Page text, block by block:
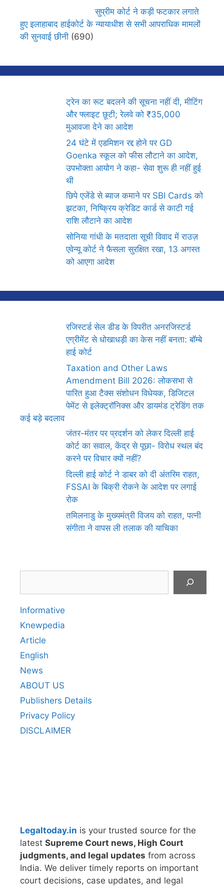
सुप्रीम कोर्ट ने कड़ी फटकार लगाते
हुए इलाहाबाद हाईकोर्ट के न्यायाधीश से सभी आपराधिक मामलों
की सुनवाई छीनी (690)
ट्रेन का रूट बदलने की सूचना नहीं दी, मीटिंग
और फ्लाइट छूटी; रेलवे को ₹35,000
मुआवजा देने का आदेश
24 घंटे में एडमिशन रद्द होने पर GD
Goenka स्कूल को फीस लौटाने का आदेश,
उपभोक्ता आयोग ने कहा- सेवा शुरू ही नहीं हुई
थी
छिपे एजेंडे से ब्याज कमाने पर SBI Cards को
झटका, निष्क्रिय क्रेडिट कार्ड से काटी गई
राशि लौटाने का आदेश
सोनिया गांधी के मतदाता सूची विवाद में राउज़
एवेन्यू कोर्ट ने फैसला सुरक्षित रखा, 13 अगस्त
को आएगा आदेश
रजिस्टर्ड सेल डीड के विपरीत अनरजिस्टर्ड
एग्रीमेंट से धोखाधड़ी का केस नहीं बनता: बॉम्बे
हाई कोर्ट
Taxation and Other Laws
Amendment Bill 2026: लोकसभा से
पारित हुआ टैक्स संशोधन विधेयक, डिजिटल
पेमेंट से इलेक्ट्रॉनिक्स और डायमंड ट्रेडिंग तक
कई बड़े बदलाव
जंतर-मंतर पर प्रदर्शन को लेकर दिल्ली हाई
कोर्ट का सवाल, केंद्र से पूछा- विरोध स्थल बंद
करने पर विचार क्यों नहीं?
दिल्ली हाई कोर्ट ने डाबर को दी अंतरिम राहत,
FSSAI के बिक्री रोकने के आदेश पर लगाई
रोक
तमिलनाडु के मुख्यमंत्री विजय को राहत, पत्नी
संगीता ने वापस ली तलाक की याचिका
Informative
Knewpedia
Article
English
News
ABOUT US
Publishers Details
Privacy Policy
DISCLAIMER
Legaltoday.in is your trusted source for the
latest Supreme Court news, High Court
judgments, and legal updates from across
India. We deliver timely reports on important
court decisions, case updates, and legal